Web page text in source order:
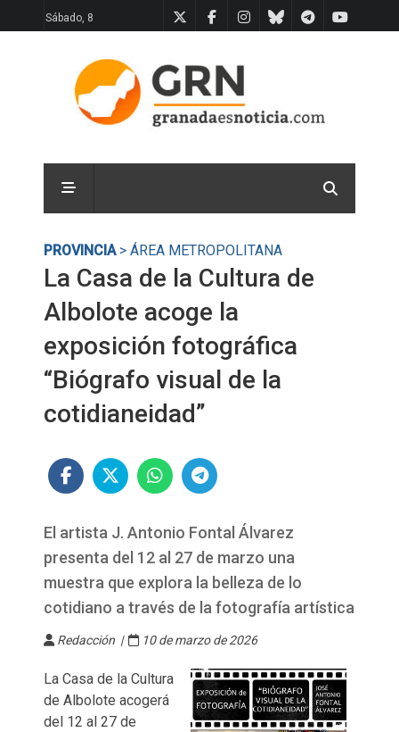
Sábado, 8
PROVINCIA> ÁREA METROPOLITANA
La Casa de la Cultura de
Albolote acoge la
exposición fotográfica
“Biógrafo visual de la
cotidianeidad”
El artista J. Antonio Fontal Álvarez
presenta del 12 al 27 de marzo una
muestra que explora la belleza de lo
cotidiano a través de la fotografía artística
Redacción | 10 de marzo de 2026
La Casa de la Cultura
de Albolote acogerá
del 12 al 27 de